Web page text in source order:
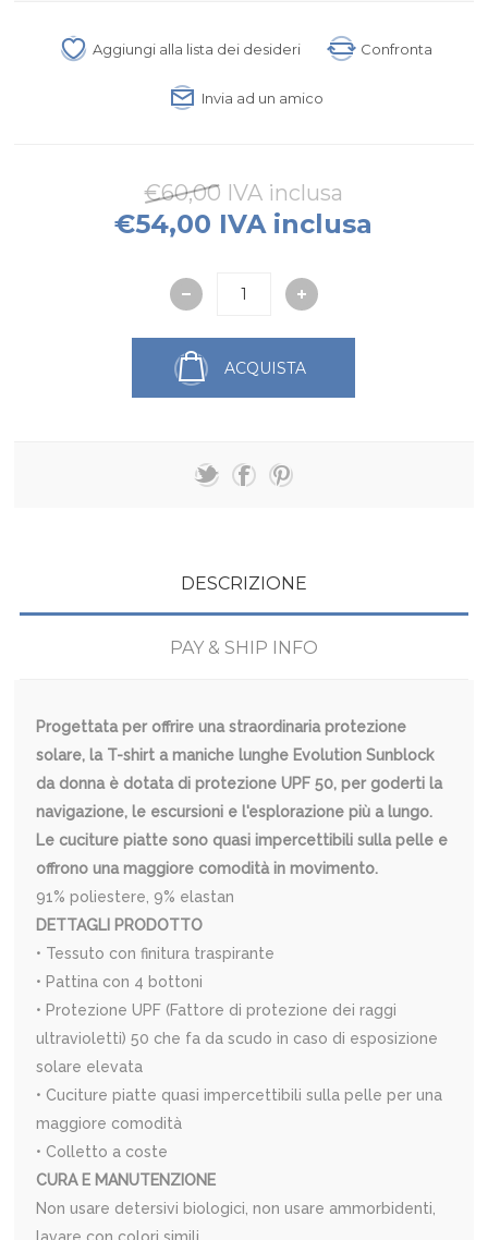
Aggiungi alla lista dei desideri Confronta
Invia ad un amico
€60,00 IVA inclusa
€54,00 IVA inclusa
ACQUISTA
DESCRIZIONE
PAY & SHIP INFO
Progettata per offrire una straordinaria protezione
solare, la T-shirt a maniche lunghe Evolution Sunblock
da donna è dotata di protezione UPF 50, per goderti la
navigazione, le escursioni e l'esplorazione più a lungo.
Le cuciture piatte sono quasi impercettibili sulla pelle e
offrono una maggiore comodità in movimento.
91% poliestere, 9% elastan
DETTAGLI PRODOTTO
• Tessuto con finitura traspirante
• Pattina con 4 bottoni
• Protezione UPF (Fattore di protezione dei raggi
ultravioletti) 50 che fa da scudo in caso di esposizione
solare elevata
• Cuciture piatte quasi impercettibili sulla pelle per una
maggiore comodità
• Colletto a coste
CURA E MANUTENZIONE
Non usare detersivi biologici, non usare ammorbidenti,